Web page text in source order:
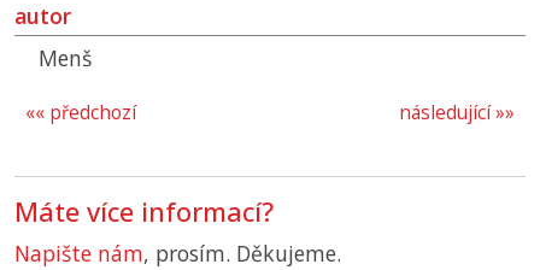
autor
Menš
následující »»
«« předchozí
Máte více informací?
Napište nám, prosím. Děkujeme.